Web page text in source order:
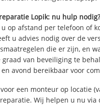
Lopik: nu hulp
op afstand per telefoon of
u advies nodig over de
die er zijn, en
graad van beveiliging te
en avond bereikbaar voor
een monteur op locatie
Wij helpen u nu via